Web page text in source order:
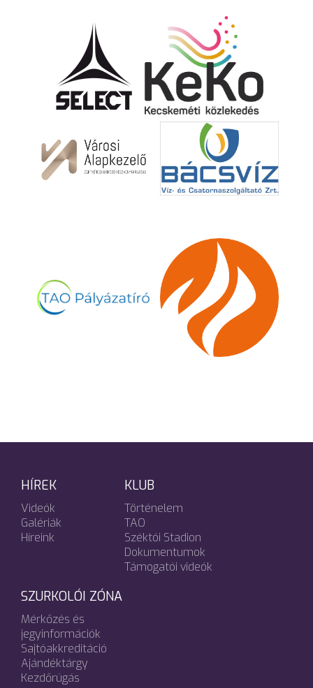
HÍREK
Videók
Galériák
Híreink
KLUB
Történelem
TAO
Széktói Stadion
Dokumentumok
Támogatói videók
SZURKOLÓI ZÓNA
Mérkőzés és
jegyinformációk
Sajtóakkreditáció
Ajándéktárgy
Kezdőrúgás